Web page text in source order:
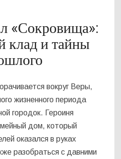
«Сокровища»:
клад и тайны
вокруг Веры,
жизненного периода
городок. Героиня
дом, который
оказался в руках
разобраться с давними